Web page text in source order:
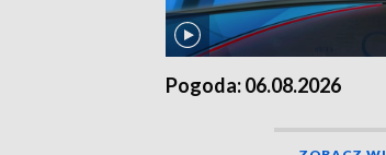
Pogoda: 06.08.2026